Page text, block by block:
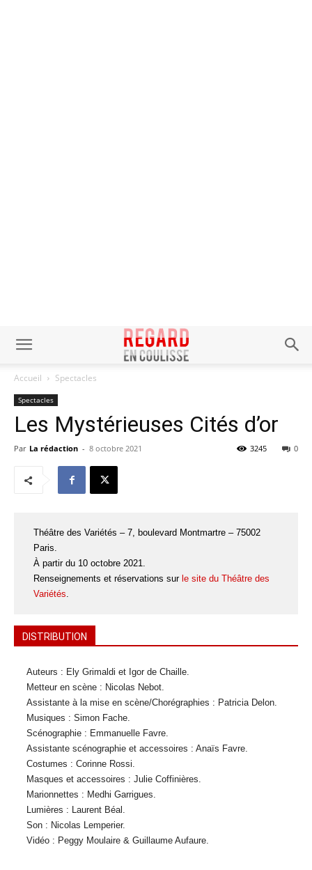
Accueil Spectacles
Spectacles
Les Mystérieuses Cités d’or
Par La rédaction - 8 octobre 2021 0
3245
Théâtre des Variétés – 7, boulevard Montmartre – 75002
Paris.
À partir du 10 octobre 2021.
Renseignements et réservations sur le site du Théâtre des
Variétés.
DISTRIBUTION
Auteurs : Ely Grimaldi et Igor de Chaille.
Metteur en scène : Nicolas Nebot.
Assistante à la mise en scène/Chorégraphies : Patricia Delon.
Musiques : Simon Fache.
Scénographie : Emmanuelle Favre.
Assistante scénographie et accessoires : Anaïs Favre.
Costumes : Corinne Rossi.
Masques et accessoires : Julie Coffinières.
Marionnettes : Medhi Garrigues.
Lumières : Laurent Béal.
Son : Nicolas Lemperier.
Vidéo : Peggy Moulaire & Guillaume Aufaure.